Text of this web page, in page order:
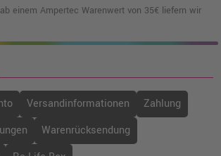
einem Ampertec Warenwert von 35€ liefern wir
Versandinformationen
Zahlung
Warenrücksendung